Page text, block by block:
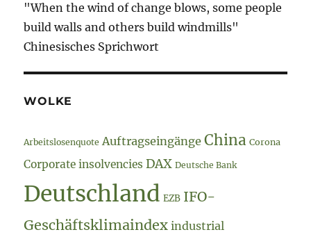
"When the wind of change blows, some people
build walls and others build windmills"
Chinesisches Sprichwort
WOLKE
Arbeitslosenquote Auftragseingänge China Corona
Corporate insolvencies DAX Deutsche Bank
Deutschland EZB IFO-
Geschäftsklimaindex industrial